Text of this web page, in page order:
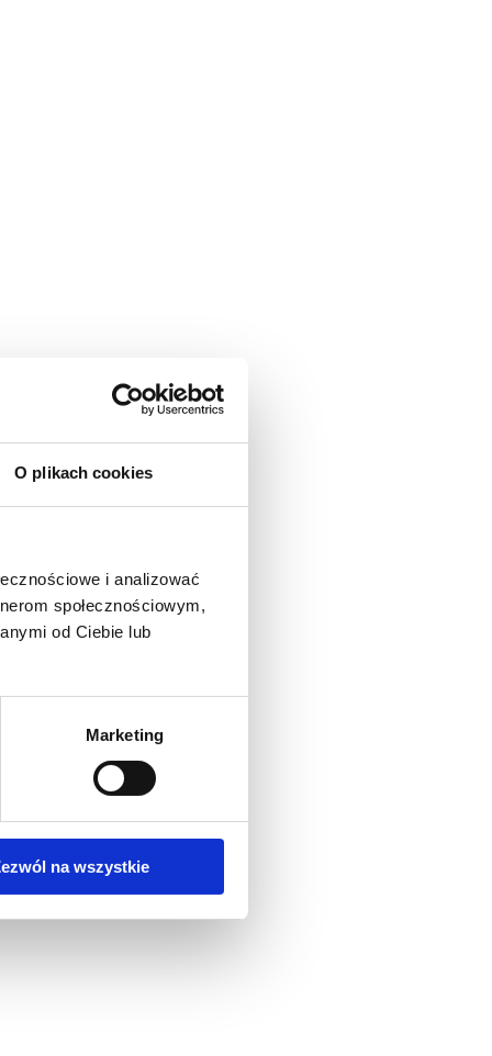
O plikach cookies
i analizować
społecznościowym,
od Ciebie lub
Marketing
na wszystkie